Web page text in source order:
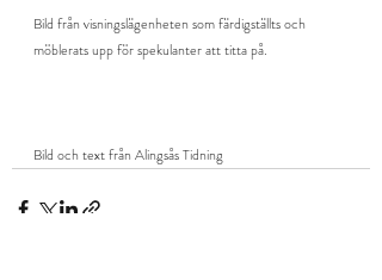
Bild från visningslägenheten som färdigställts och
möblerats upp för spekulanter att titta på.
Bild och text från Alingsås Tidning